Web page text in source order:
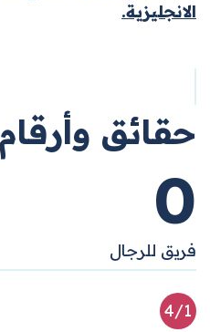
الانجليزية.
حقائق وأرقام
0
فريق للرجال
/
4